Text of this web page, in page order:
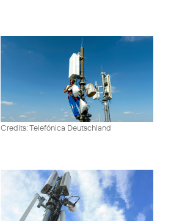
Credits: Telefónica Deutschland